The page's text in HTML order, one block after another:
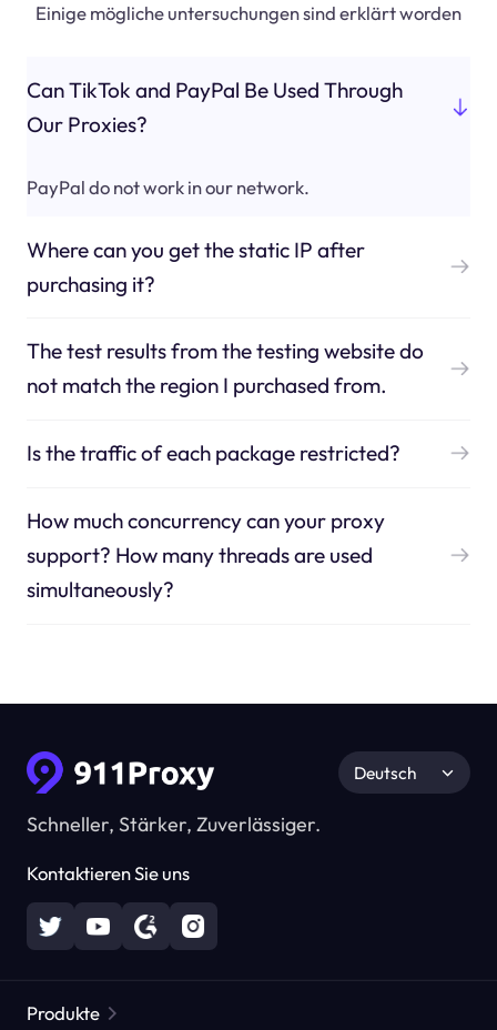
Einige mögliche untersuchungen sind erklärt worden
Can TikTok and PayPal Be Used Through
Our Proxies?
PayPal do not work in our network.
Where can you get the static IP after
purchasing it?
The test results from the testing website do
not match the region I purchased from.
Is the traffic of each package restricted?
How much concurrency can your proxy
support? How many threads are used
simultaneously?
Schneller, Stärker, Zuverlässiger.
Kontaktieren Sie uns
Deutsch
Produkte